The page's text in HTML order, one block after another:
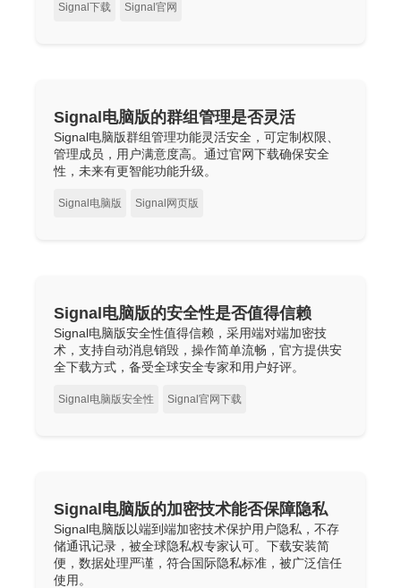
Signal下载 Signal官网
Signal电脑版的群组管理是否灵活
Signal电脑版群组管理功能灵活安全，可定制权限、
管理成员，用户满意度高。通过官网下载确保安全
性，未来有更智能功能升级。
Signal电脑版 Signal网页版
Signal电脑版的安全性是否值得信赖
Signal电脑版安全性值得信赖，采用端对端加密技
术，支持自动消息销毁，操作简单流畅，官方提供安
全下载方式，备受全球安全专家和用户好评。
Signal电脑版安全性 Signal官网下载
Signal电脑版的加密技术能否保障隐私
Signal电脑版以端到端加密技术保护用户隐私，不存
储通讯记录，被全球隐私权专家认可。下载安装简
便，数据处理严谨，符合国际隐私标准，被广泛信任
使用。